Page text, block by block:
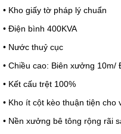
• Kho giấy tờ pháp lý chuẩn
• Điện bình 400KVA
• Nước thuỷ cục
• Chiều cao: Biên xưởng 10m/
• Kết cấu trệt 100%
• Kho ít cột kèo thuận tiện cho
• Nền xưởng bê tông rộng rãi